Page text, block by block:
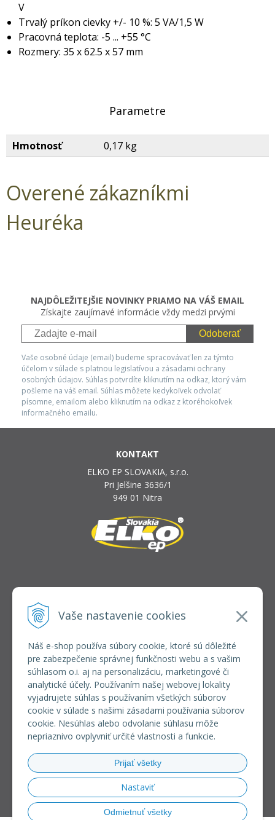
Vaše nastavenie cookies
Náš e-shop používa súbory cookie, ktoré sú dôležité
pre zabezpečenie správnej funkčnosti webu a s vašim
súhlasom o.i. aj na personalizáciu, marketingové či
analytické účely. Používaním našej webovej lokality
vyjadrujete súhlas s používaním všetkých súborov
cookie v súlade s našimi zásadami používania súborov
cookie. Nesúhlas alebo odvolanie súhlasu môže
nepriaznivo ovplyvniť určité vlastnosti a funkcie.
Prijať všetky
Nastaviť
Odmietnuť všetky
V
Trvalý príkon cievky +/- 10 %: 5 VA/1,5 W
Pracovná teplota: -5 ... +55 °C
Rozmery: 35 x 62.5 x 57 mm
Parametre
Hmotnosť 0,17 kg
Overené zákazníkmi
Heuréka
NAJDÔLEŽITEJŠIE NOVINKY PRIAMO NA VÁŠ EMAIL
Získajte zaujímavé informácie vždy medzi prvými
Odoberať
Vaše osobné údaje (email) budeme spracovávať len za týmto
účelom v súlade s platnou legislatívou a zásadami ochrany
osobných údajov. Súhlas potvrdíte kliknutím na odkaz, ktorý vám
pošleme na váš email. Súhlas môžete kedykoľvek odvolať
písomne, emailom alebo kliknutím na odkaz z ktoréhokoľvek
informačného emailu.
KONTAKT
ELKO EP SLOVAKIA, s.r.o.
Pri Jelšine 3636/1
949 01 Nitra
INFOLINKA
+421 37 6586 731
VŠETKO O NÁKUPE
REGISTRÁCIA VEĽKOOBCHOD
Formulár na odsúpenie od zmluvy
Doprava a platba
Všeobecné obchodné podmienky
Reklamačný poriadok
Používanie súborov cookies
Riešenie sporov online (RSO)